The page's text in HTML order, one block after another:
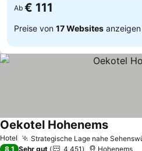
Ab € 111
Preise von 17 Websites anzeigen
Hotel Strategische Lage nahe
Oekotel HohenemsPreise
8,1 Sehr gut 4 451 Hohenems